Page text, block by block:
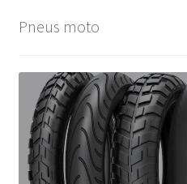
Pneus moto